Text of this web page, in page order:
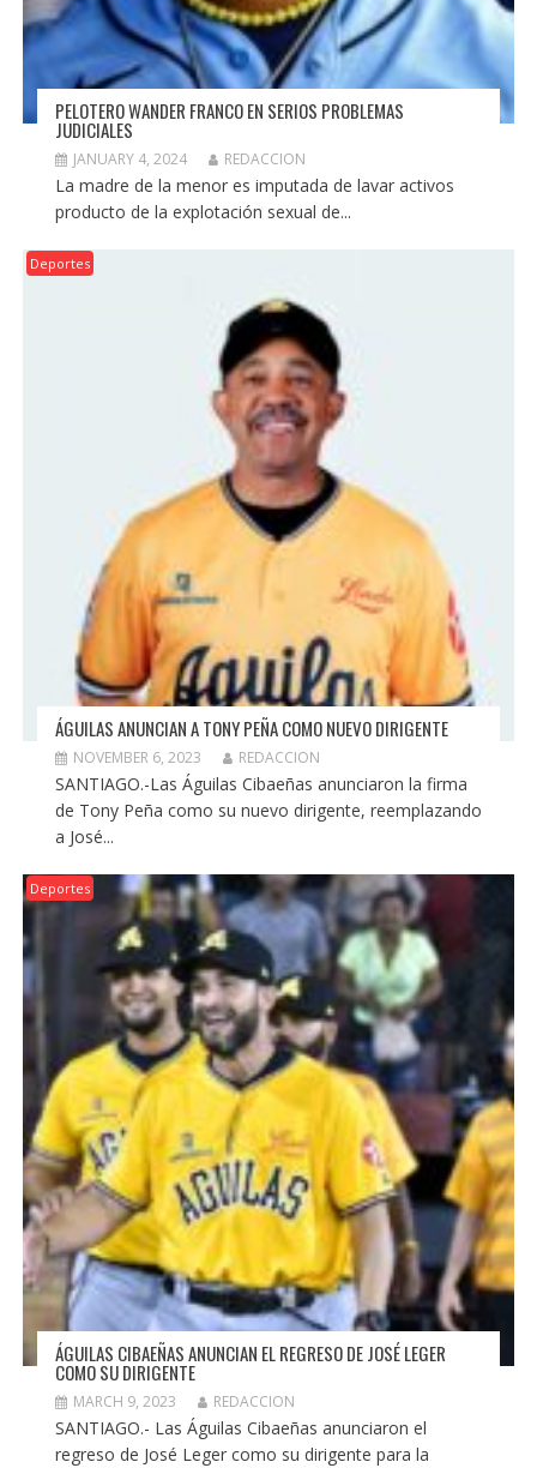
PELOTERO WANDER FRANCO EN SERIOS PROBLEMAS
JUDICIALES
JANUARY 4, 2024 REDACCION
La madre de la menor es imputada de lavar activos
producto de la explotación sexual de...
Deportes
ÁGUILAS ANUNCIAN A TONY PEÑA COMO NUEVO DIRIGENTE
NOVEMBER 6, 2023 REDACCION
SANTIAGO.-Las Águilas Cibaeñas anunciaron la firma
de Tony Peña como su nuevo dirigente, reemplazando
a José...
Deportes
ÁGUILAS CIBAEÑAS ANUNCIAN EL REGRESO DE JOSÉ LEGER
COMO SU DIRIGENTE
MARCH 9, 2023 REDACCION
SANTIAGO.- Las Águilas Cibaeñas anunciaron el
regreso de José Leger como su dirigente para la